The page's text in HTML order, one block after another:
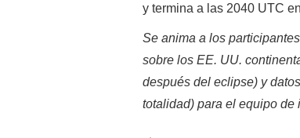
y termina a las 2040 UTC
Se anima a los
sobre los EE. UU.
después del eclipse) y
totalidad) para el equipo de